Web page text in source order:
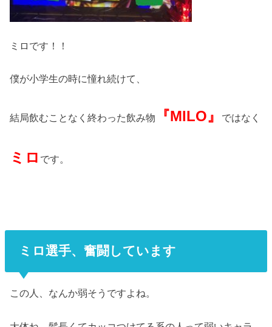
ミロです！！
僕が小学生の時に憧れ続けて、
結局飲むことなく終わった飲み物 『MILO』 ではなく
ミロ です。
ミロ選手、奮闘しています
この人、なんか弱そうですよね。